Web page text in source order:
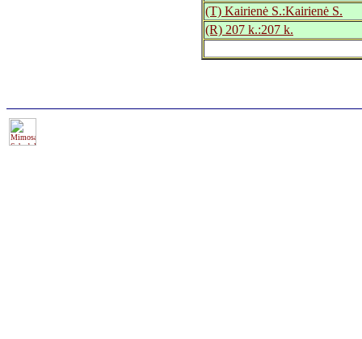
(T) Kairienė S.:Kairienė S.
(R) 207 k.:207 k.